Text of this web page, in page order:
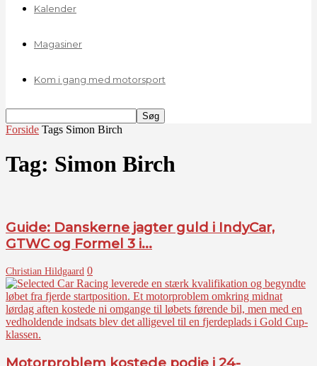
Kalender
Magasiner
Kom i gang med motorsport
Forside Tags Simon Birch
Tag: Simon Birch
Guide: Danskerne jagter guld i IndyCar,
GTWC og Formel 3 i...
Christian Hildgaard 0